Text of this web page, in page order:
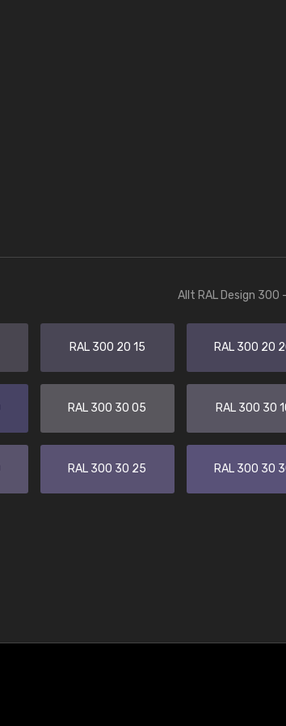
Allt RAL Design 300
RAL 300 20 15 RAL 300 20
RAL 300 30 05 RAL 300 30
RAL 300 30 25 RAL 300 30